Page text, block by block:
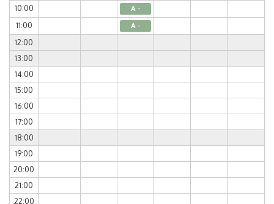
10:00 A -
11:00 A -
12:00
13:00
14:00
15:00
16:00
17:00
18:00
19:00
20:00
21:00
22:00